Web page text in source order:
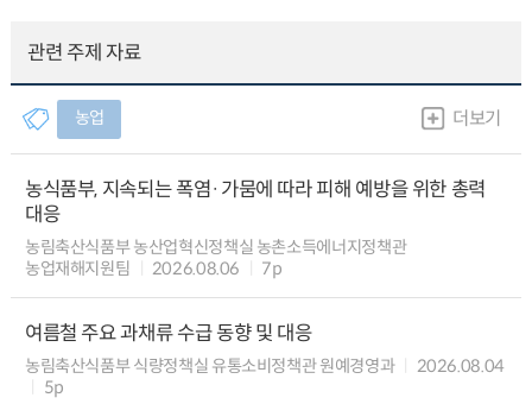
관련 주제 자료
농업 더보기
농식품부, 지속되는 폭염·가뭄에 따라 피해 예방을 위한 총력
대응
농림축산식품부 농산업혁신정책실 농촌소득에너지정책관
농업재해지원팀
2026.08.06 7p
여름철 주요 과채류 수급 동향 및 대응
농림축산식품부 식량정책실 유통소비정책관 원예경영과
2026.08.04
5p